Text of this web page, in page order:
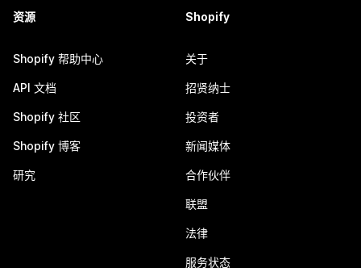
资源
Shopify 帮助中心
API 文档
Shopify 社区
Shopify 博客
研究
Shopify
关于
招贤纳士
投资者
新闻媒体
合作伙伴
联盟
法律
服务状态